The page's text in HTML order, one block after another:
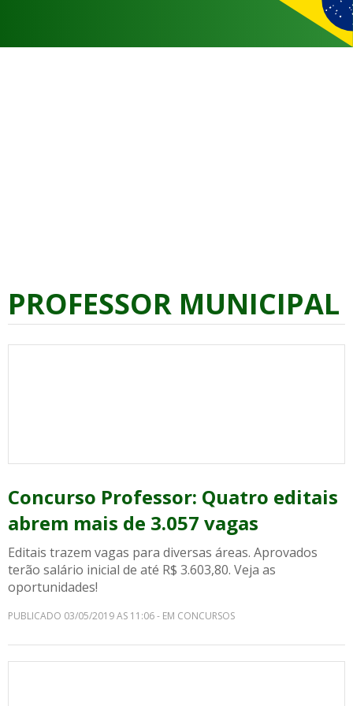
PROFESSOR MUNICIPAL
Concurso Professor: Quatro editais
abrem mais de 3.057 vagas
Editais trazem vagas para diversas áreas. Aprovados
terão salário inicial de até R$ 3.603,80. Veja as
oportunidades!
PUBLICADO 03/05/2019 AS 11:06 - EM CONCURSOS